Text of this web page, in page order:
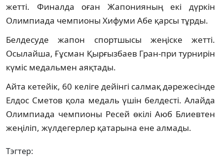
жетті. Финалда оған Жапонияның екі дүркін
Олимпиада чемпионы Хифуми Абе қарсы тұрды.
Белдесуде жапон спортшысы жеңіске жетті.
Осылайша, Ғұсман Қырғызбаев Гран-при турнирін
күміс медальмен аяқтады.
Айта кетейік, 60 келіге дейінгі салмақ дәрежесінде
Елдос Сметов қола медаль үшін белдесті. Алайда
Олимпиада чемпионы Ресей өкілі Аюб Блиевтен
жеңіліп, жүлдегерлер қатарына ене алмады.
Тэгтер: